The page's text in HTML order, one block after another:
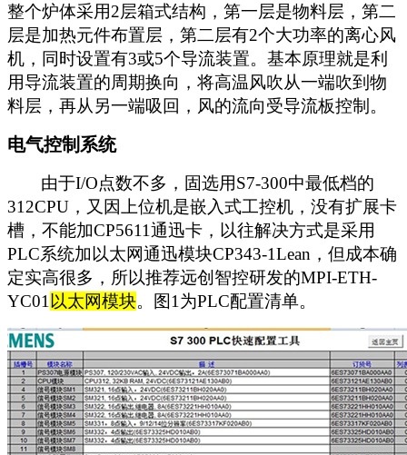
整个炉体采用2层箱式结构，第一层是物料层，第二
层是加热元件布置层，第二层有2个大功率的离心风
机，同时设置有3或5个导流装置。基本原理就是利
用导流装置的周期换向，将高温风吹从一端吹到物
料层，再从另一端吸回，风的流向受导流板控制。
电气控制系统
由于I/O点数不多，固选用S7-300中最低档的
312CPU，又因上位机是嵌入式工控机，没有扩展卡
槽，不能加CP5611通迅卡，以往解决方式是采用
PLC系统加以太网通迅模块CP343-1Lean，但成本确
定实高很多，所以推荐远创智控研发的MPI-ETH-
YC01 以太网模块。图1为PLC配置清单。